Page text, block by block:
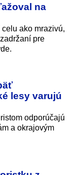
na
ako mrazivú,
pre
lesy varujú
odporúčajú
a okrajovým